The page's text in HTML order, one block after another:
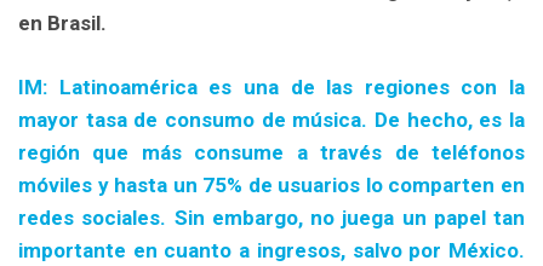
en Brasil.
IM: Latinoamérica es una de las regiones con la
mayor tasa de consumo de música. De hecho, es la
región que más consume a través de teléfonos
móviles y hasta un 75% de usuarios lo comparten en
redes sociales. Sin embargo, no juega un papel tan
importante en cuanto a ingresos, salvo por México.